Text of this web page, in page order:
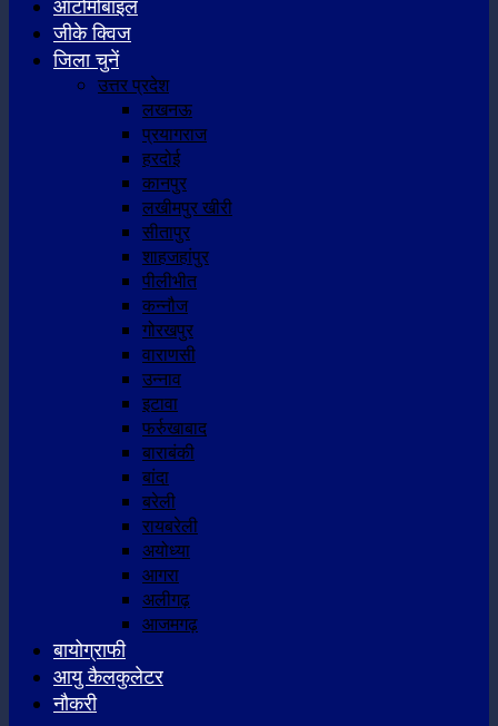
ऑटोमोबाइल
जीके क्विज
जिला चुनें
उत्तर प्रदेश
लखनऊ
प्रयागराज
हरदोई
कानपुर
लखीमपुर खीरी
सीतापुर
शाहजहांपुर
पीलीभीत
कन्नौज
गोरखपुर
वाराणसी
उन्नाव
इटावा
फर्रुखाबाद
बाराबंकी
बांदा
बरेली
रायबरेली
अयोध्या
आगरा
अलीगढ़
आजमगढ़
बायोग्राफी
आयु कैलकुलेटर
नौकरी